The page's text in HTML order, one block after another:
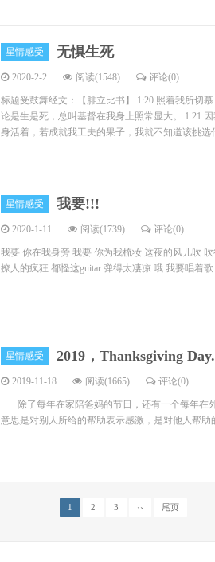
星情感受 无惧生死
2020-2-2 阅读(1548) 评论(0)
标题受鼓舞经文：【腓立比书】 1:20 照着我所切
论是生是死，总叫基督在我身上照常显大。 1:21
身活着，若成就我工夫的果子，我就不知道该挑选
星情感受 我要!!!
2020-1-11 阅读(1739) 评论(0)
我要 你在我身旁 我要 你为我梳妆 这夜的风儿吹
撩人的疯狂 都怪这guitar 弹得太凄凉 哦 我要唱着
星情感受 2019，Thanksgiving Day.
2019-11-18 阅读(1665) 评论(0)
除了每年在家陪爸妈的节日，还有一个每年
意思是对别人所给的帮助表示感激，是对他人帮
1 2 3 ›› 尾页